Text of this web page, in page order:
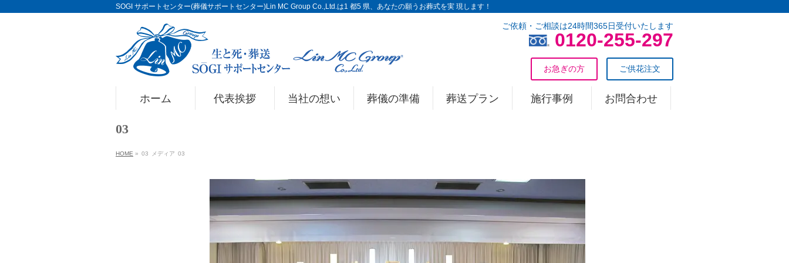
SOGI サポートセンター(葬儀サポートセンター)Lin MC Group Co.,Ltd.は1 都5 県、あなたの願うお葬式を実 現します！
ご依頼・ご相談は24時間365日受付いたします
0120-255-297
ご供花注文
お急ぎの方
ホーム 代表挨拶 当社の想い 葬儀の準備 葬送プラン 施行事例 お問合わせ
03
HOME » 03 メディア 03